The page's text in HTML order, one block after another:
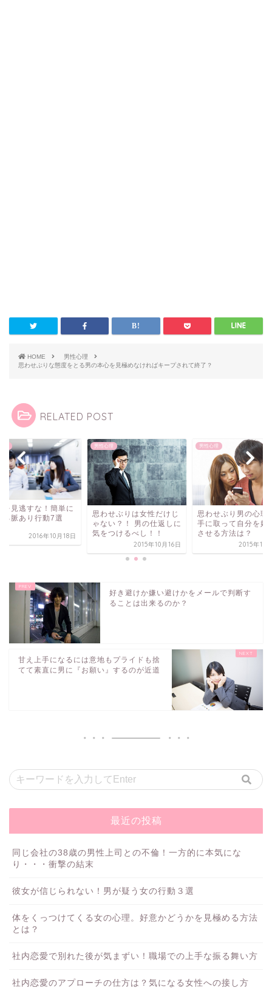
HOME
男性心理
思わせぶりな態度をとる男の本心を見極めなければキープされて終了？
RELATED POST
を見逃すな！簡単に
る脈あり行動7選
2016年10月18日
男性心理
思わせぶりは女性だけじ
ゃない？！ 男の仕返しに
気をつけるべし！！
2015年10月16日
男性心理
思わせぶり男の心理
手に取って自分を好
させる方法は？
2015年10
好き避けか嫌い避けかをメールで判断す
ることは出来るのか？
甘え上手になるには意地もプライドも捨
てて素直に男に『お願い』するのが近道
最近の投稿
同じ会社の38歳の男性上司との不倫！一方的に本気にな
り・・・衝撃の結末
彼女が信じられない！男が疑う女の行動３選
体をくっつけてくる女の心理。好意かどうかを見極める方法
とは？
社内恋愛で別れた後が気まずい！職場での上手な振る舞い方
社内恋愛のアプローチの仕方は？気になる女性への接し方